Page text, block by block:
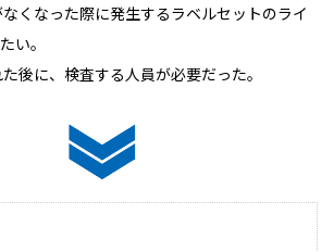
くなった際に発生するラベルセットのライ
い。
後に、検査する人員が必要だった。